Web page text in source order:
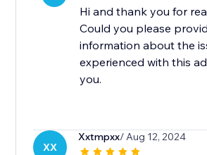
Hi and thank you for
Could you please
information about the
experienced with this
you.
XX
Xxtmpxx/ Aug 12, 2024